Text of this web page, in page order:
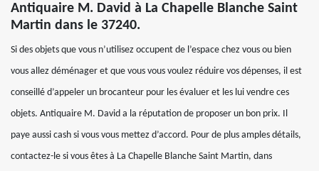
Antiquaire M. David à La Chapelle Blanche Saint
Martin dans le 37240.
Si des objets que vous n’utilisez occupent de l’espace chez vous ou bien
vous allez déménager et que vous vous voulez réduire vos dépenses, il est
conseillé d’appeler un brocanteur pour les évaluer et les lui vendre ces
objets. Antiquaire M. David a la réputation de proposer un bon prix. Il
paye aussi cash si vous vous mettez d’accord. Pour de plus amples détails,
contactez-le si vous êtes à La Chapelle Blanche Saint Martin, dans